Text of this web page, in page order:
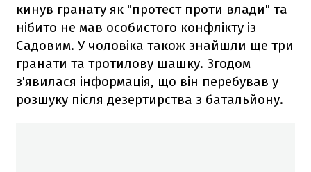
кинув гранату як "протест проти влади" та
нібито не мав особистого конфлікту із
Садовим. У чоловіка також знайшли ще три
гранати та тротилову шашку. Згодом
з'явилася інформація, що він перебував у
розшуку після дезертирства з батальйону.